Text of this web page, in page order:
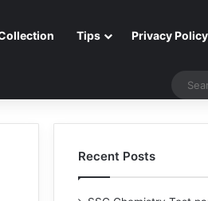
Tips Privacy Policy
Recent Posts